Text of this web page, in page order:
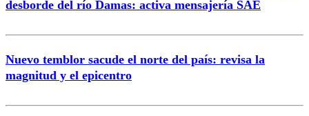
desborde del río Damas: activa mensajería SAE
Nuevo temblor sacude el norte del país: revisa la
magnitud y el epicentro